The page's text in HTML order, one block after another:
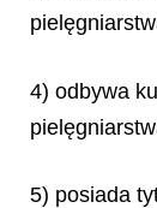
4) odbywa
5) posiada